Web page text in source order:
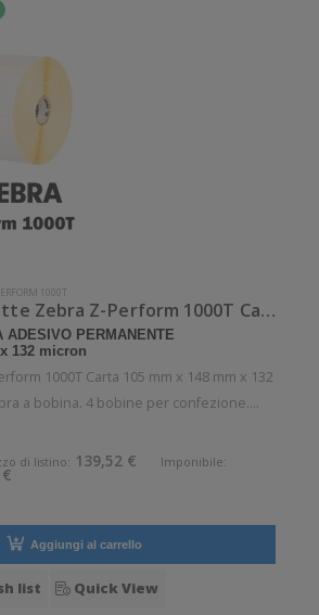
1000T
200957 - Etichette Zebra Z-Perform 1000T Carta
ADESIVO PERMANENTE
132 micron
1000T Carta 105 mm x 148 mm x 132
a bobina. 4 bobine per confezione.
Etichette in carta con adesivo
interno: 76 mm. Diametro esterno: 200
di listino: 139,52 € Imponibile:
Aggiungi al carrello
list Quick View